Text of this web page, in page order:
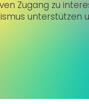
Zugang zu
unterstützen